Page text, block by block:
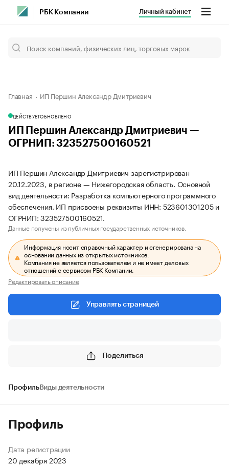
РБК Компании Личный кабинет
Главная ИП Першин Александр Дмитриевич
ДЕЙСТВУЕТОБНОВЛЕНО
ИП Першин Александр Дмитриевич —
ОГРНИП: 323527500160521
ИП Першин Александр Дмитриевич зарегистрирован
20.12.2023, в регионе — Нижегородская область. Основной
вид деятельности: Разработка компьютерного программного
обеспечения. ИП присвоены реквизиты ИНН: 523601301205 и
ОГРНИП: 323527500160521.
Данные получены из публичных государственных источников.
Информация носит справочный характер и сгенерирована на
основании данных из открытых источников.
Компания не является пользователем и не имеет деловых
отношений с сервисом РБК Компании.
Редактировать описание
Управлять страницей
Поделиться
ПрофильВиды деятельности
Профиль
Дата регистрации
20 декабря 2023